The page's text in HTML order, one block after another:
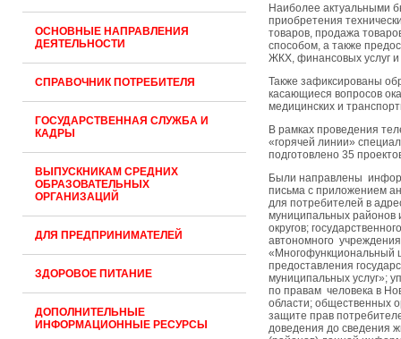
ОСНОВНЫЕ НАПРАВЛЕНИЯ
ДЕЯТЕЛЬНОСТИ
СПРАВОЧНИК ПОТРЕБИТЕЛЯ
ГОСУДАРСТВЕННАЯ СЛУЖБА И
КАДРЫ
ВЫПУСКНИКАМ СРЕДНИХ
ОБРАЗОВАТЕЛЬНЫХ
ОРГАНИЗАЦИЙ
ДЛЯ ПРЕДПРИНИМАТЕЛЕЙ
ЗДОРОВОЕ ПИТАНИЕ
ДОПОЛНИТЕЛЬНЫЕ
ИНФОРМАЦИОННЫЕ РЕСУРСЫ
Наиболее актуальными
приобретения
товаров, продажа
способом, а также
ЖКХ, финансовых услуг и
Также зафиксированы
касающиеся вопросов
медицинских и
В рамках проведения
«горячей линии»
подготовлено 35
Были направлены
письма с приложением
для потребителей в
муниципальных районов
округов;
автономного учреждения
«Многофункциональный
предоставления
муниципальных услуг»;
по правам человека в
области; общественных
защите прав
доведения до сведения